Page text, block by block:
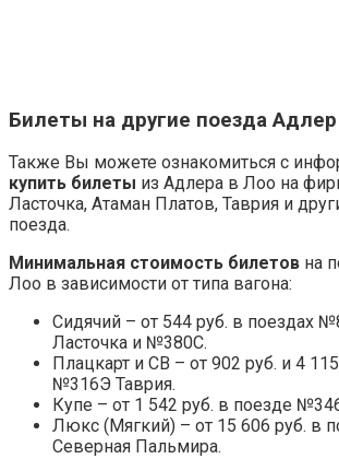
Билеты на другие поезда
Также Вы можете ознакомиться с
купить билеты из Адлера в Лоо на
Ласточка, Атаман Платов, Таврия и
поезда.
Минимальная стоимость билетов на
Лоо в зависимости от типа вагона:
Сидячий – от 544 руб. в поездах
Ласточка и №380С.
Плацкарт и СВ – от 902 руб. и 4
№316Э Таврия.
Купе – от 1 542 руб. в поезде
Люкс (Мягкий) – от 15 606 руб. в
Северная Пальмира.